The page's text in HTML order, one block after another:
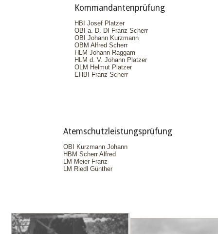
Kommandantenprüfung
HBI Josef Platzer
OBI a. D. DI Franz Scherr
OBI Johann Kurzmann
OBM Alfred Scherr
HLM Johann Raggam
HLM d. V. Johann Platzer
OLM Helmut Platzer
EHBI Franz Scherr
Atemschutzleistungsprüfung
OBI Kurzmann Johann
HBM Scherr Alfred
LM Meier Franz
LM Riedl Günther